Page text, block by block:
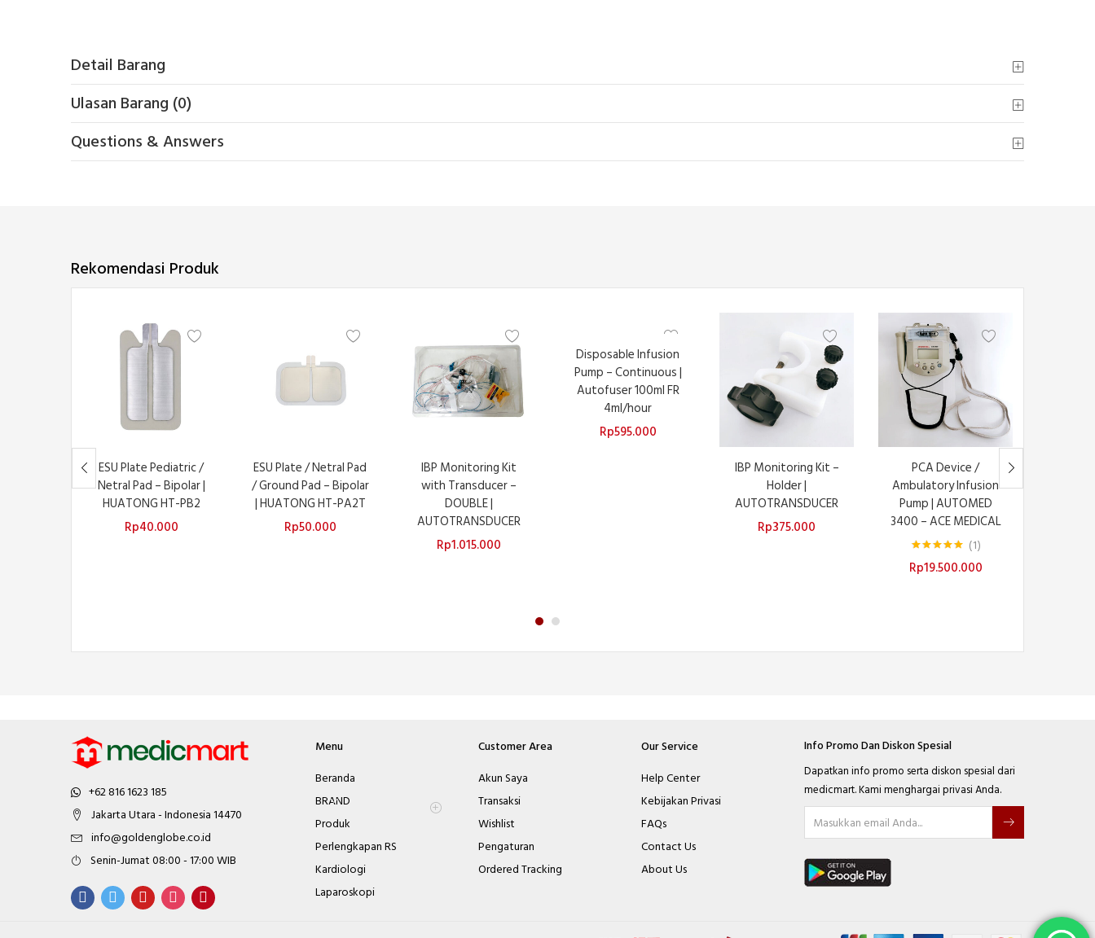
Detail Barang
Ulasan Barang (0)
Questions & Answers
Rekomendasi Produk
ESU Plate Pediatric /
Netral Pad – Bipolar |
HUATONG HT-PB2
Rp40.000
ESU Plate / Netral Pad
/ Ground Pad – Bipolar
| HUATONG HT-PA2T
Rp50.000
IBP Monitoring Kit
with Transducer –
DOUBLE |
AUTOTRANSDUCER
Rp1.015.000
Disposable Infusion
Pump – Continuous |
Autofuser 100ml FR
4ml/hour
Rp595.000
IBP Monitoring Kit –
Holder |
AUTOTRANSDUCER
Rp375.000
PCA Device /
Ambulatory Infusion
Pump | AUTOMED
3400 – ACE MEDICAL
dari 5
1
Rp19.500.000
+62 816 1623 185
Jakarta Utara - Indonesia 14470
info@goldenglobe.co.id
Senin-Jumat 08:00 - 17:00 WIB
Menu
Beranda
BRAND
Produk
Perlengkapan RS
Kardiologi
Laparoskopi
Customer Area
Akun Saya
Transaksi
Wishlist
Pengaturan
Ordered Tracking
Our Service
Help Center
Kebijakan Privasi
FAQs
Contact Us
About Us
Info Promo Dan Diskon Spesial
Dapatkan info promo serta diskon spesial dari
medicmart. Kami menghargai privasi Anda.